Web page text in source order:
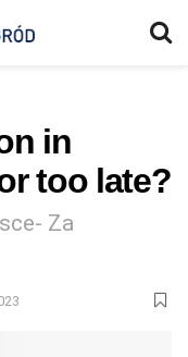
in
too late?
Za